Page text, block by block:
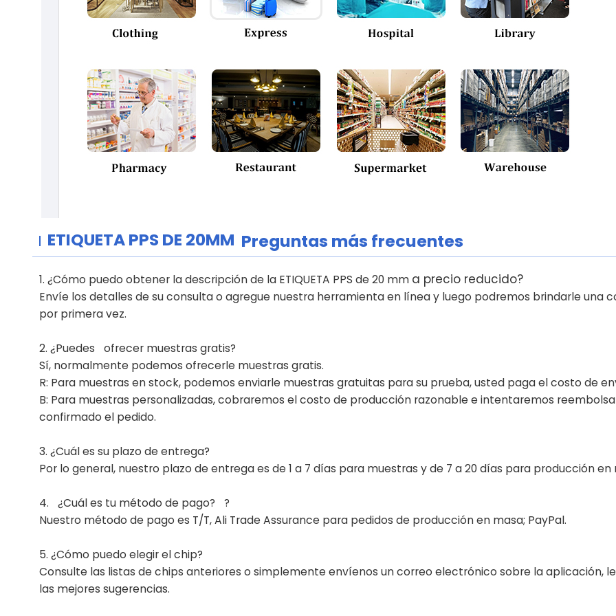
ETIQUETAPPS DE 20MM Preguntas más frecuentes
1. ¿Cómo puedo obtener la descripción de la ETIQUETA PPS de 20 mm a precio reducido?
Envíe los detalles de su consulta o agregue nuestra herramienta en línea y luego podremos brindarle una
por primera vez.
2. ¿Puedes
ofrecer muestras gratis?
Sí, normalmente podemos ofrecerle muestras gratis.
R: Para muestras en stock, podemos enviarle muestras gratuitas para su prueba, usted paga el costo de
B: Para muestras personalizadas, cobraremos el costo de producción razonable e intentaremos
confirmado el pedido.
3. ¿Cuál es su plazo de entrega?
Por lo general, nuestro plazo de entrega es de 1 a 7 días para muestras y de 7 a 20 días para producción en
4. ¿Cuál es tu método de pago?
?
Nuestro método de pago es T/T, Ali Trade Assurance para pedidos de producción en masa; PayPal.
5. ¿Cómo puedo elegir el chip?
Consulte las listas de chips anteriores o simplemente envíenos un correo electrónico sobre la aplicación,
las mejores sugerencias.